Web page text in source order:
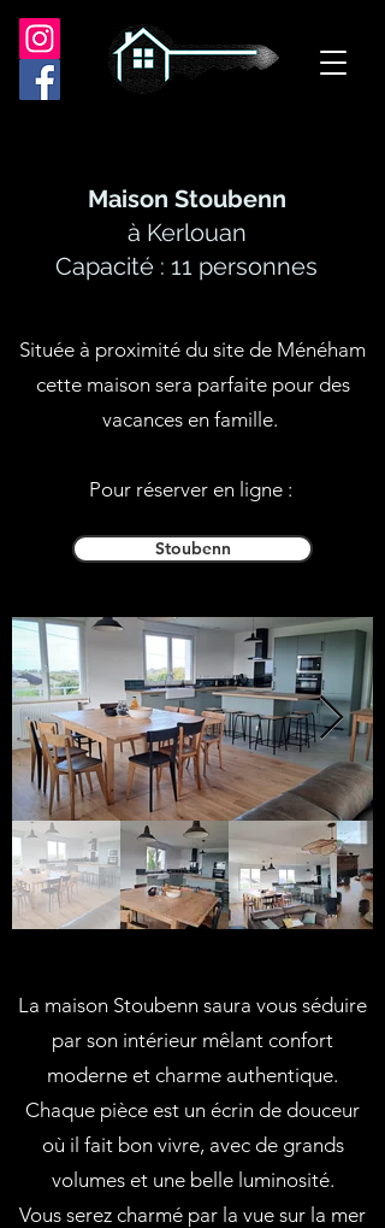
Maison Stoubenn
à Kerlouan
Capacité : 11 personnes
Située à proximité du site de Ménéham
cette maison sera parfaite pour des
vacances en famille.
Pour réserver en ligne :
Stoubenn
La maison Stoubenn saura vous séduire
par son intérieur mêlant confort
moderne et charme authentique.
Chaque pièce est un écrin de douceur
où il fait bon vivre, avec de grands
volumes et une belle luminosité.
Vous serez charmé par la vue sur la mer